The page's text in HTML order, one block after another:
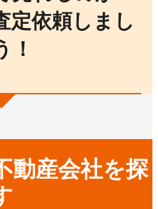
定依頼しまし
！
動産会社を探